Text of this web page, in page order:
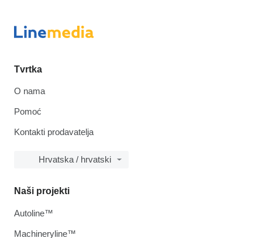
Tvrtka
O nama
Pomoć
Kontakti prodavatelja
Hrvatska / hrvatski
Naši projekti
Autoline™
Machineryline™